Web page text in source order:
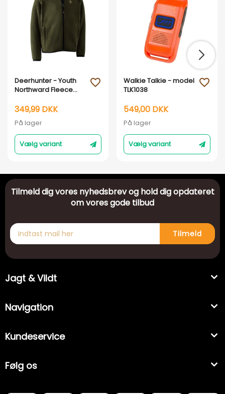
Deerhunter - Youth
Northward Fleece
349,99 DKK
På lager
Vælg variant
favorite_outline
Walkie Talkie - model
TLK1038
549,00 DKK
På lager
Vælg variant
favorite_outline
Tilmeld dig vores nyhedsbrev og hold dig opdateret
om vores gode tilbud
Tilmeld
Jagt & Vildt
Navigation
Kundeservice
Følg os